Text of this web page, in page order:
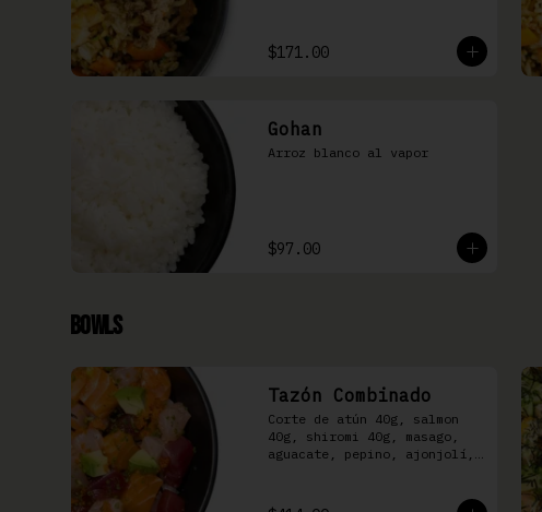
$171.00
Gohan
Arroz blanco al vapor
$97.00
Bowls
Tazón Combinado
Corte de atún 40g, salmon
40g, shiromi 40g, masago,
aguacate, pepino, ajonjolí,